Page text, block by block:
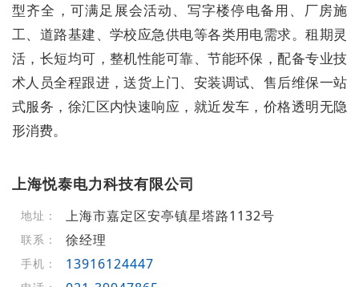
型齐全，可满足展会活动、写字楼停电备用、厂房施
工、道路基建、学校应急供电等各类用电需求。租期灵
活，长短均可，整机性能可靠、节能环保，配备专业技
术人员全程跟进，送货上门、安装调试、售后维保一站
式服务，徐汇区内快速响应，就近发车，价格透明无隐
形消费。
上海悦泰电力科技有限公司
地址： 上海市嘉定区安亭镇星塔路1132号
联系： 徐经理
手机： 13916124447